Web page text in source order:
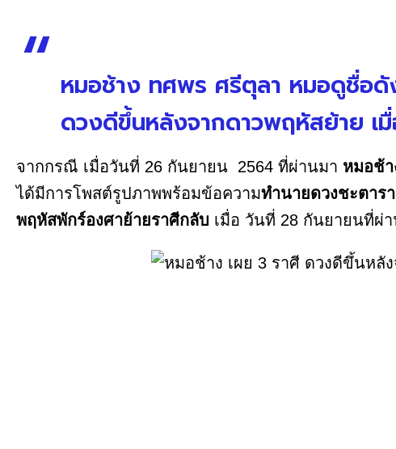
หมอช้าง ทศพร ศรีตุลา หมอดูชื่อดั
ดวงดีขึ้นหลังจากดาวพฤหัสย้าย เ
จากกรณี เมื่อวันที่ 26 กันยายน 2564 ที่ผ่านมา หมอช้
ได้มีการโพสต์รูปภาพพร้อมข้อความทำนายดวงชะตาร
พฤหัสพักร์องศาย้ายราศีกลับ เมื่อ วันที่ 28 กันยายนที่ผ่